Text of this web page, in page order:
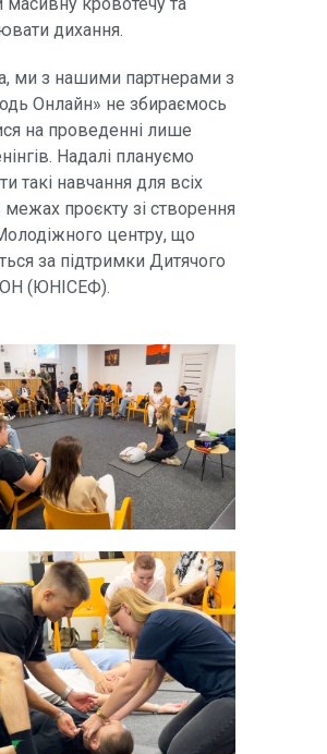
масивну кровотечу та
дихання.
ми з нашими партнерами з
Онлайн» не збираємось
на проведенні лише
Надалі плануємо
такі навчання для всіх
межах проєкту зі створення
центру, що
за підтримки Дитячого
(ЮНІСЕФ).